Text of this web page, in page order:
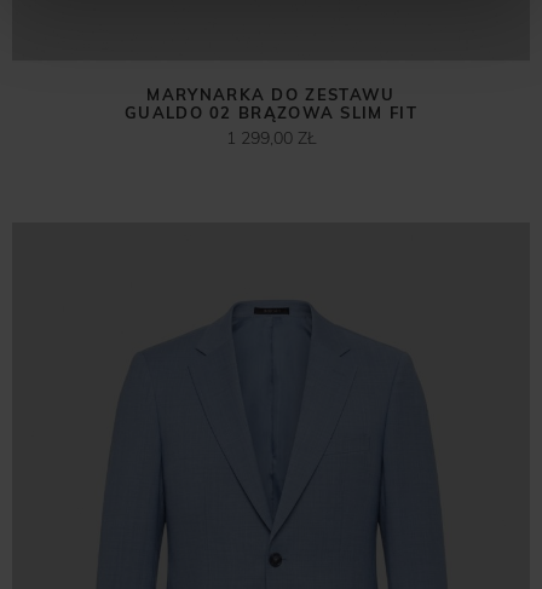
MARYNARKA DO ZESTAWU
GUALDO 02 BRĄZOWA SLIM FIT
1 299,00 ZŁ